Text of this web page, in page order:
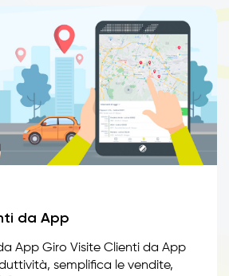
da App
App Giro Visite Clienti da App
semplifica le vendite,